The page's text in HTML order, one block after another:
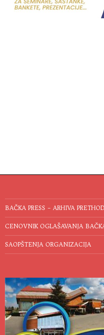
BAČKA PRESS – ARHIVA
CENOVNIK OGLAŠAVANJA
SAOPŠTENJA ORGANIZACIJA